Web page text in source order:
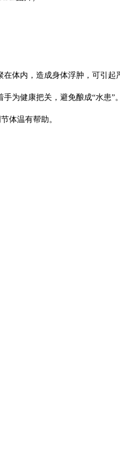
体内，造成身体浮肿，可引起
为健康把关，避免酿成“水患”。
体温有帮助。